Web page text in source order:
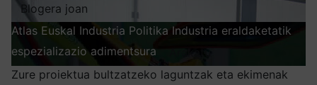
Blogera joan
Atlas Euskal Industria Politika Industria eraldaketatik
espezializazio adimentsura
Zure proiektua bultzatzeko laguntzak eta ekimenak